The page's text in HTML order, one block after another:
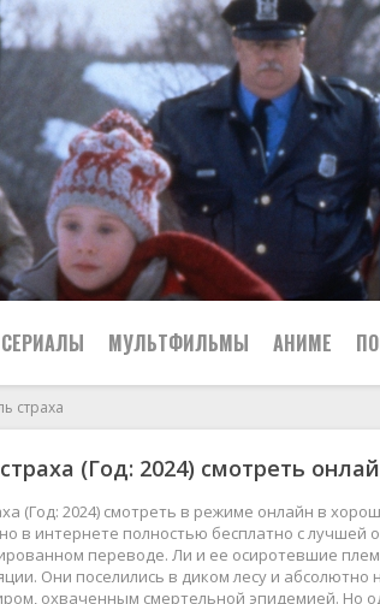
Боевики
Военные
Детективы
Детские
СЕРИАЛЫ МУЛЬТФИЛЬМЫ АНИМЕ
страха
(Год: 2024) смотреть
(Год: 2024) смотреть в режиме онлайн в
в интернете полностью бесплатно с лучшей
переводе. Ли и ее осиротевшие
Они поселились в диком лесу и абсолютно
охваченным смертельной эпидемией. Но